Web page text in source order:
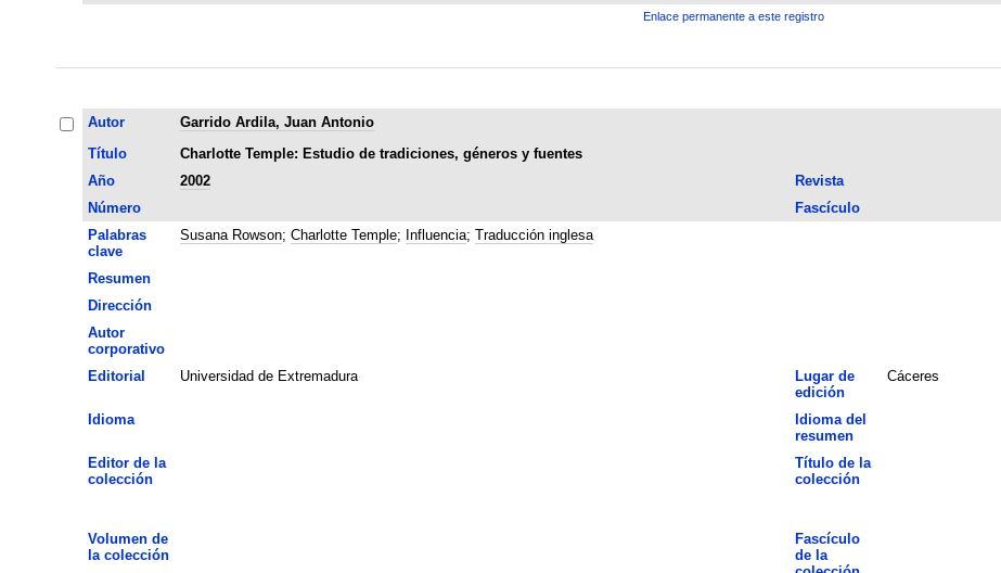
Enlace permanente a este registro
Autor
Garrido Ardila, Juan Antonio
Título
Charlotte Temple: Estudio de tradiciones, géneros y fuentes
Año
2002 Revista
Número
Fascículo
Palabras
clave
Susana Rowson; Charlotte Temple; Influencia; Traducción inglesa
Resumen
Dirección
Autor
corporativo
Editorial Universidad de Extremadura
Lugar de
edición
Cáceres
Idioma
Idioma del
resumen
Editor de la
colección
Título de la
colección
Volumen de
la colección
Fascículo
de la